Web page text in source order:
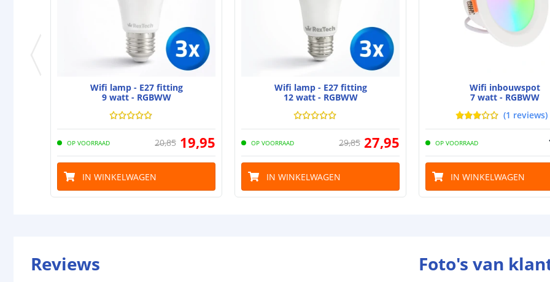
Wifi lamp - E27 fitting
9 watt - RGBWW
OP VOORRAAD 20,85 19,95
IN WINKELWAGEN
Wifi lamp - E27 fitting
12 watt - RGBWW
OP VOORRAAD 29,85 27,95
IN WINKELWAGEN
Wifi inbouwspot
7 watt - RGBWW
(1 reviews)
OP VOORRAAD
IN WINKELWAGEN
Reviews Foto's van